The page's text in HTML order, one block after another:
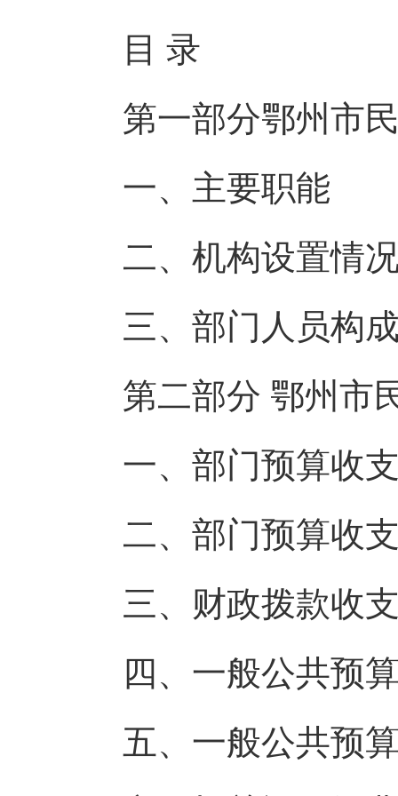
目 录
第一部分鄂州市民
一、主要职能
二、机构设置情况
三、部门人员构
第二部分 鄂州市民
一、部门预算收支
二、部门预算收支
三、财政拨款收支
四、一般公共预算
五、一般公共预算